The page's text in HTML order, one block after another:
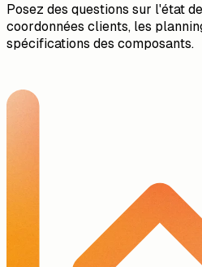
Posez des questions sur l'état
coordonnées clients, les
spécifications des composants.